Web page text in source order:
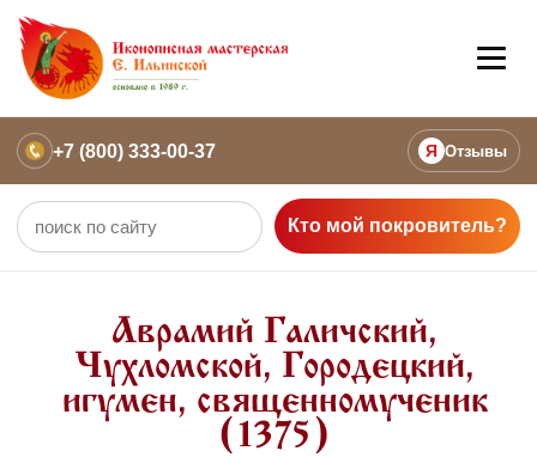
+7 (800) 333-00-37 Я Отзывы
Кто мой покровитель?
Аврамий Галичский,
Чухломской, Городецкий,
игумен, священномученик
(1375)